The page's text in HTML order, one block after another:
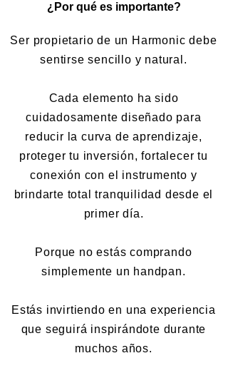
¿Por qué es importante?
Ser propietario de un Harmonic debe
sentirse sencillo y natural.
Cada elemento ha sido
cuidadosamente diseñado para
reducir la curva de aprendizaje,
proteger tu inversión, fortalecer tu
conexión con el instrumento y
brindarte total tranquilidad desde el
primer día.
Porque no estás comprando
simplemente un handpan.
Estás invirtiendo en una experiencia
que seguirá inspirándote durante
muchos años.